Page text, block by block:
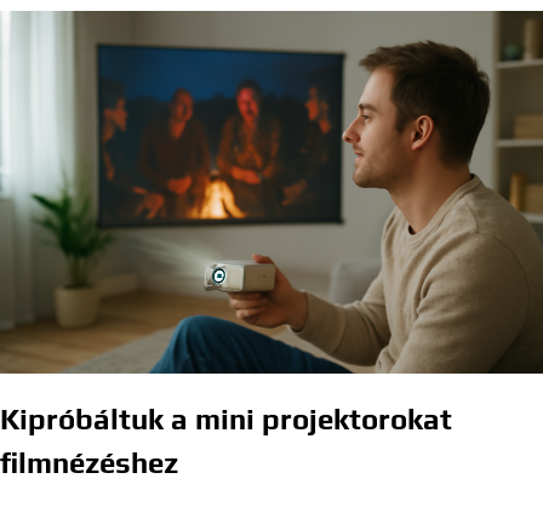
Kipróbáltuk a mini projektorokat
filmnézéshez